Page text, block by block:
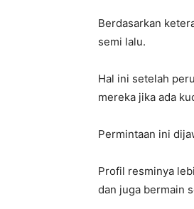
Berdasarkan
semi lalu.
Hal ini setelah
mereka jika ada
Permintaan ini
Profil resminya
dan juga bermain